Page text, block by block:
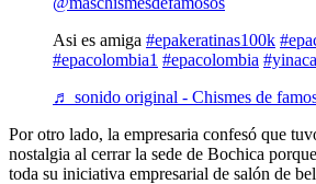
Asi es amiga #epakeratinas100k
#epacolombia1 #epacolombia
♬ sonido original - Chismes de
Por otro lado, la empresaria confesó que
nostalgia al cerrar la sede de Bochica
toda su iniciativa empresarial de salón de